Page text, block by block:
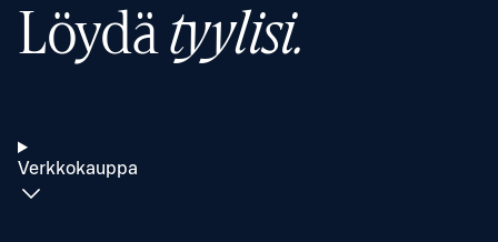
Löydätyylisi.
Verkkokauppa